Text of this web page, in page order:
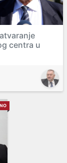
centra u